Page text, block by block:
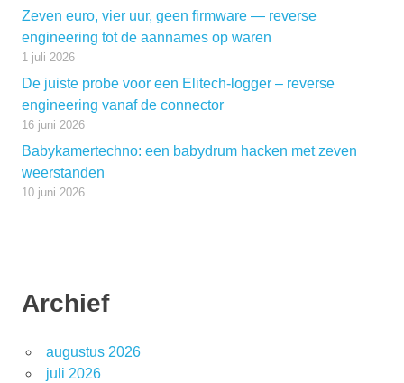
Zeven euro, vier uur, geen firmware — reverse
engineering tot de aannames op waren
1 juli 2026
De juiste probe voor een Elitech-logger – reverse
engineering vanaf de connector
16 juni 2026
Babykamertechno: een babydrum hacken met zeven
weerstanden
10 juni 2026
Archief
augustus 2026
juli 2026